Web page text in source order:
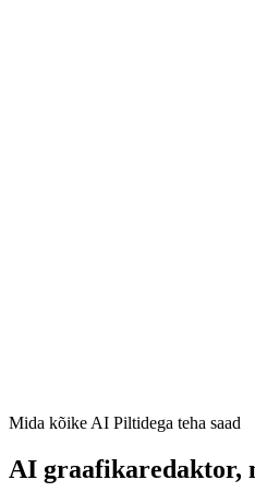
Mida kõike AI Piltidega teha saad
AI graafikaredaktor,